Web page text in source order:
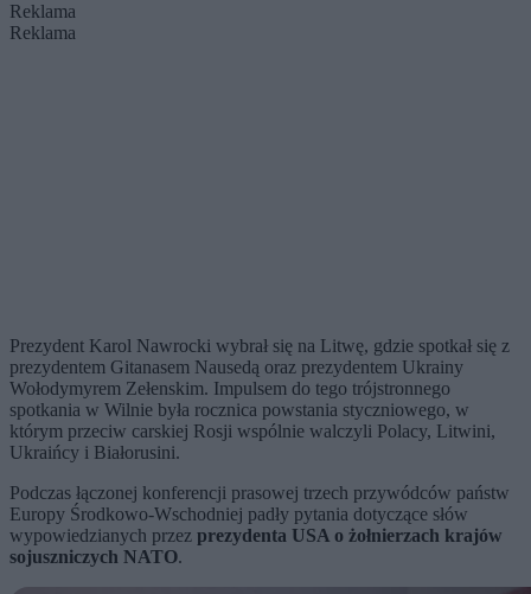
Reklama
Reklama
Prezydent Karol Nawrocki wybrał się na Litwę, gdzie spotkał się z
prezydentem Gitanasem Nausedą oraz prezydentem Ukrainy
Wołodymyrem Zełenskim. Impulsem do tego trójstronnego
spotkania w Wilnie była rocznica powstania styczniowego, w
którym przeciw carskiej Rosji wspólnie walczyli Polacy, Litwini,
Ukraińcy i Białorusini.
Podczas łączonej konferencji prasowej trzech przywódców państw
Europy Środkowo-Wschodniej padły pytania dotyczące słów
wypowiedzianych przez prezydenta USA o żołnierzach krajów
sojuszniczych NATO.